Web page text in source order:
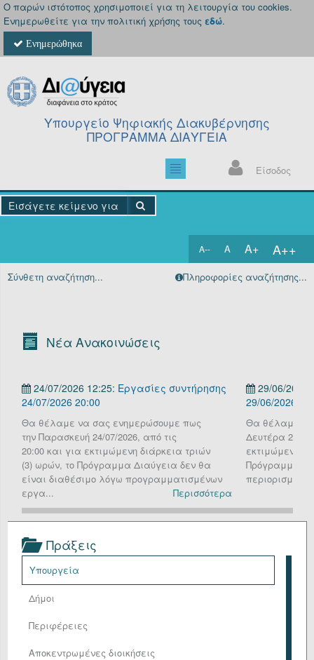
Ο παρών ιστότοπος χρησιμοποιεί για τη λειτουργία του cookies.
Ενημερωθείτε για την πολιτική χρήσης τους εδώ.
Ενημερώθηκα
Υπουργείο Ψηφιακής Διακυβέρνησης
ΠΡΟΓΡΑΜΜΑ ΔΙΑΥΓΕΙΑ
Είσοδος
A-- A A+ A++
Αρχική
Επικοινωνία/Υποστήριξη
Είσοδος
Σύνθετη αναζήτηση... Πληροφορίες αναζήτησης...
Νέα Ανακοινώσεις
24/07/2026 12:25: Εργασίες συντήρησης
24/07/2026 20:00
Θα θέλαμε να σας ενημερώσουμε πως
την Παρασκευή 24/07/2026, από τις
20:00 και για εκτιμώμενη διάρκεια τριών
(3) ωρών, το Πρόγραμμα Διαύγεια δεν θα
είναι διαθέσιμο λόγω προγραμματισμένων
εργα...
Περισσότερα
29/06/2026
29/06/2026
Θα θέλαμε να
Δευτέρα 29
εκτιμώμενη
Πρόγραμμα
περιορισμένη
Πράξεις
Υπουργεία
Δήμοι
Περιφέρειες
Αποκεντρωμένες διοικήσεις